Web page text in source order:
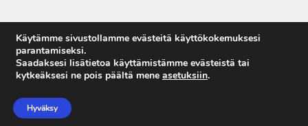
13. Endokrinologiset
laboratoriotutkimukset
14. Allergian ja
autoimmuunisairauksien
15. Maksan
laboratoriotutkimukset
Tietosuojaseloste
Käyttöehdot
Käytämme sivustollamme evästeitä käyttökokemuksesi
parantamiseksi.
Saadaksesi lisätietoa käyttämistämme evästeistä tai
kytkeäksesi ne pois päältä mene asetuksiin.
Hyväksy